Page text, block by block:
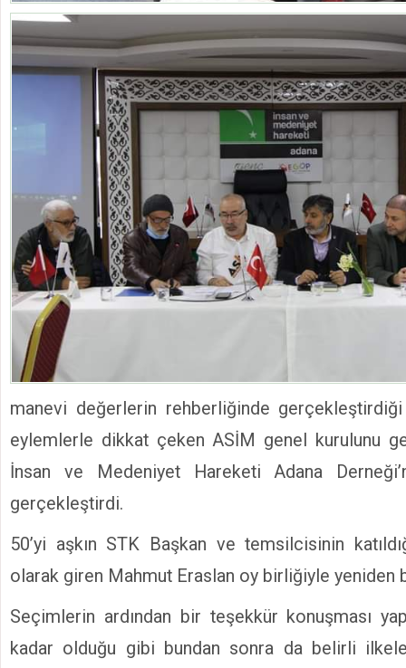
manevi değerlerin rehberliğinde
eylemlerle dikkat çeken ASİM genel kurulunu
İnsan ve Medeniyet Hareketi Adana
gerçekleştirdi.
50’yi aşkın STK Başkan ve temsilcisinin
olarak giren Mahmut Eraslan oy birliğiyle yeniden
Seçimlerin ardından bir teşekkür konuşması
kadar olduğu gibi bundan sonra da belirli